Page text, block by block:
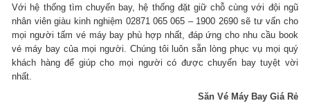
Với hệ thống tìm chuyến bay, hệ thống đặt giữ chỗ cùng với đội ngũ
nhân viên giàu kinh nghiệm 02871 065 065 – 1900 2690 sẽ tư vấn cho
mọi người tấm vé máy bay phù hợp nhất, đáp ứng cho nhu cầu book
vé máy bay của mọi người. Chúng tôi luôn sẵn lòng phục vụ mọi quý
khách hàng để giúp cho mọi người có được chuyến bay tuyệt vời
nhất.
Săn Vé Máy Bay Giá Rẻ